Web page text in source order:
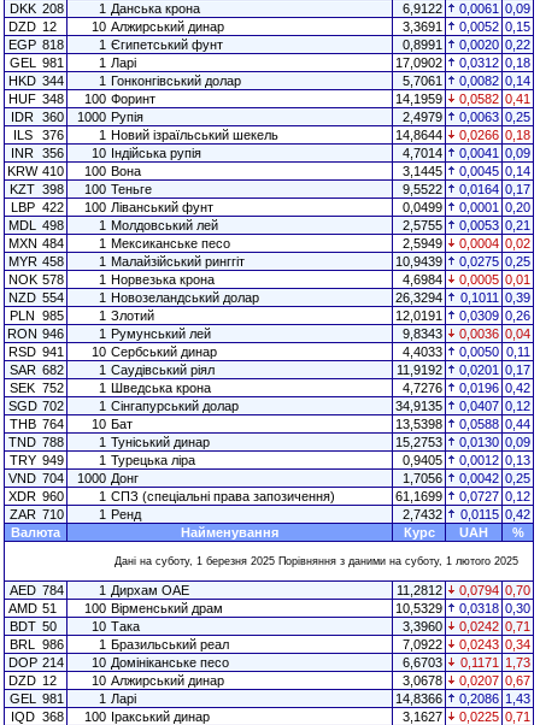
DKK 208 1 Данська крона 6,9122 0,0061 0,09
DZD 12 10 Алжирський динар 3,3691 0,0052 0,15
EGP 818 1 Єгипетський фунт 0,8991 0,0020 0,22
GEL
981 1 Ларі 17,0902 0,0312 0,18
HKD 344 1 Гонконгівський долар 5,7061 0,0082 0,14
HUF 348 100 Форинт 14,1959 0,0582 0,41
IDR 360 1000 Рупія 2,4979 0,0063 0,25
ILS
376 1 Новий ізраїльський шекель 14,8644 0,0266 0,18
INR 356 10 Індійська рупія 4,7014 0,0041 0,09
KRW 410 100 Вона 3,1445 0,0045 0,14
KZT 398 100 Теньге 9,5522 0,0164 0,17
LBP 422 100 Ліванський фунт 0,0499 0,0001 0,20
MDL
498 1 Молдовський лей 2,5755 0,0053 0,21
MXN 484 1 Мексиканське песо 2,5949 0,0004 0,02
MYR 458 1 Малайзійський ринггіт 10,9439 0,0275 0,25
NOK 578 1 Норвезька крона 4,6984 0,0005 0,01
NZD 554 1 Новозеландський долар 26,3294 0,1011 0,39
PLN 985 1 Злотий 12,0191 0,0309 0,26
RON 946 1 Румунський лей 9,8343 0,0036 0,04
RSD 941 10 Сербський динар 4,4033 0,0050 0,11
SAR 682 1 Саудівський ріял 11,9192 0,0201 0,17
SEK 752 1 Шведська крона 4,7276 0,0196 0,42
SGD 702 1 Сінгапурський долар 34,9135 0,0407 0,12
THB 764 10 Бат 13,5398 0,0588 0,44
TND 788 1 Туніський динар 15,2753 0,0130 0,09
TRY 949 1 Турецька ліра 0,9405 0,0012 0,13
VND 704 1000 Донг 1,7056 0,0042 0,25
XDR 960 1 СПЗ (спеціальні права запозичення) 61,1699 0,0727 0,12
ZAR 710 1 Ренд 2,7432 0,0115 0,42
Валюта
Найменування Курс UAH %
Дані на суботу, 1 березня 2025 Порівняння з даними на суботу, 1 лютого 2025
AED 784 1 Дирхам ОАЕ 11,2812 0,0794 0,70
AMD 51 100 Вірменський драм 10,5329 0,0318 0,30
BDT 50 10 Така 3,3960 0,0242 0,71
BRL
986 1 Бразильський реал 7,0922 0,0243 0,34
DOP 214 10 Домініканське песо 6,6703 0,1171
1,73
DZD 12 10 Алжирський динар 3,0678 0,0207 0,67
GEL
981 1 Ларі 14,8366 0,2086 1,43
IQD 368 100 Іракський динар 3,1627 0,0225 0,71